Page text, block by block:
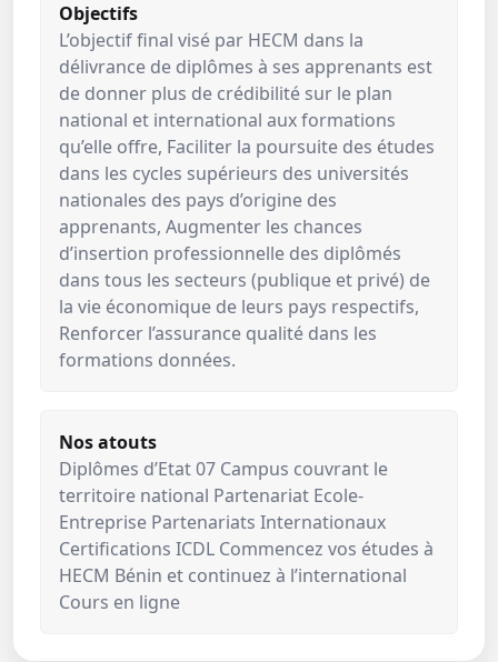
Objectifs
L’objectif final visé par HECM dans la
délivrance de diplômes à ses apprenants est
de donner plus de crédibilité sur le plan
national et international aux formations
qu’elle offre, Faciliter la poursuite des études
dans les cycles supérieurs des universités
nationales des pays d’origine des
apprenants, Augmenter les chances
d’insertion professionnelle des diplômés
dans tous les secteurs (publique et privé) de
la vie économique de leurs pays respectifs,
Renforcer l’assurance qualité dans les
formations données.
Nos atouts
Diplômes d’Etat 07 Campus couvrant le
territoire national Partenariat Ecole-
Entreprise Partenariats Internationaux
Certifications ICDL Commencez vos études à
HECM Bénin et continuez à l’international
Cours en ligne